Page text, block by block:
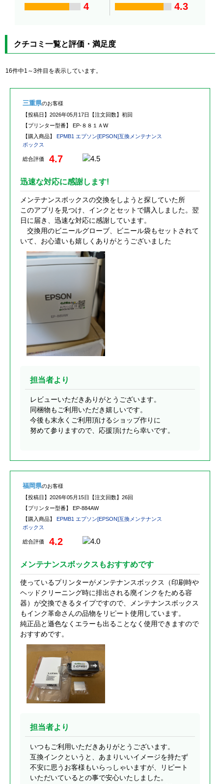
4 4.3
クチコミ一覧と評価・満足度
16件中1～3件目を表示しています。
三重県のお客様
【投稿日】 2026年05月17日 【注文回数】 初回
【プリンター型番】 EP-８８１ＡW
【購入商品】 EPMB1 エプソン[EPSON]互換メンテナンス
ボックス
総合評価 4.7
迅速な対応に感謝します!
メンテナンスボックスの交換をしようと探していた所
このアプリを見つけ、インクとセットで購入しました。翌
日に届き、迅速な対応に感謝しています。
交換用のビニールグローブ、ビニール袋もセットされて
いて、お心遣いも嬉しくありがとうございました
担当者より
レビューいただきありがとうございます。
同梱物もご利用いただき嬉しいです。
今後も末永くご利用頂けるショップ作りに
努めて参りますので、応援頂けたら幸いです。
福岡県のお客様
【投稿日】 2026年05月15日 【注文回数】 26回
【プリンター型番】 EP-884AW
【購入商品】 EPMB1 エプソン[EPSON]互換メンテナンス
ボックス
総合評価 4.2
メンテナンスボックスもおすすめです
使っているプリンターがメンテナンスボックス（印刷時や
ヘッドクリーニング時に排出される廃インクをためる容
器）が交換できるタイプですので、メンテナンスボックス
もインク革命さんの品物をリピート使用しています。
純正品と遜色なくエラーも出ることなく使用できますので
おすすめです。
担当者より
いつもご利用いただきありがとうございます。
互換インクというと、あまりいいイメージを持たず
不安に思うお客様もいらっしゃいますが、リピート
いただいているとの事で安心いたしました。